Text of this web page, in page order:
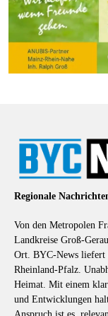
Regionale
Von den Metropolen
Landkreise Groß-
Ort. BYC-News liefert
Rheinland-Pfalz.
Heimat. Mit einem
und Entwicklungen